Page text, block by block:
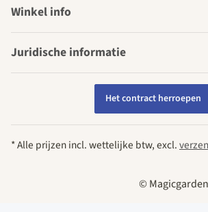
Winkel info
Juridische informatie
Het contract herroepen
* Alle prijzen incl. wettelijke btw, excl.
©